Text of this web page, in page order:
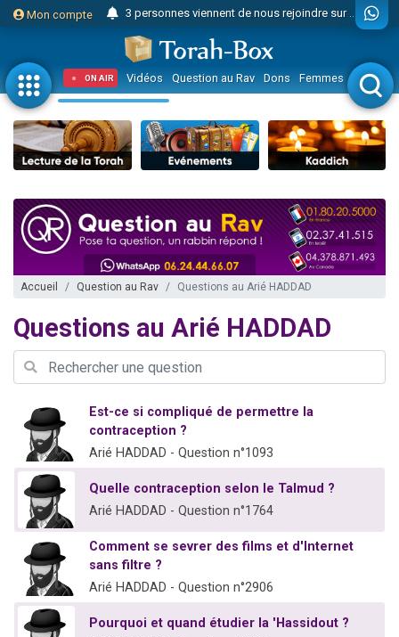
Mon compte 3 personnes viennent de nous rejoindre sur WhatsApp
Odaya vient de donner son Maasser
3 personnes viennent de faire un don pour 5 jours de vacances aux Orphelins
3 personnes viennent de faire un don pour Diane, 80 ans, dans un appartement insalubre
2 personnes viennent de nous rejoindre sur WhatsApp
13 personnes viennent de demander une bénédiction
30 personnes viennent de faire un don pour Sauvez la jambe de Yohan
Il reste 49 places pour étudier en groupe sur Zoom
12 nouvelles musiques dans Torah-Box Music
3 personnes viennent de nous rejoindre sur WhatsApp
8 personnes viennent de faire un don pour Tsédaka : pauvres d'Israel
Nouvelle émission radio : Visions de grandeur n°104 : Le Chabbath et le Birkat Hamazone à travers le temps
Ariel vient de donner son Maasser
Nathaniel vient de donner son Maasser
ON AIR Vidéos Question au Rav Dons Femmes Enfants
Accueil Question au Rav Questions au Arié HADDAD
Questions au Arié HADDAD
Est-ce si compliqué de permettre la
contraception ?
Arié HADDAD - Question n°1093
Quelle contraception selon le Talmud ?
Arié HADDAD - Question n°1764
Comment se sevrer des films et d'Internet
sans filtre ?
Arié HADDAD - Question n°2906
Pourquoi et quand étudier la 'Hassidout ?